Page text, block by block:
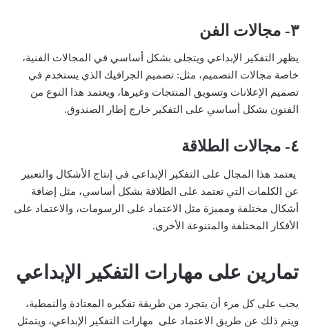
٣- مجالات الفن
يظهر التفكير الإبداعي ويتجلى بشكل أساسي في المجالات الفنية،
خاصة مجالات التصميم، مثل: تصميم الجرافيك الذي يستخدم في
تصميم الإعلانات وتسويق المنتجات وغيرها، ويعتمد هذا النوع من
الفنون بشكل أساسي على التفكير خارج إطار الصندوق.
٤- مجالات الطلاقة
يعتمد هذا المجال على التفكير الإبداعي في إنتاج الأشكال والتعبير
عن الكلمات التي تعتمد على الطلاقة بشكل أساسي، مثل إضافة
أشكال مختلفة ومميزة مثل الاعتماد على الرسومات، والاعتماد على
الأفكار المختلفة والمتنوعة الأخرى.
تمارين على مهارات التفكير الإبداعي
يجب على كل مرء أن يتجرد من طريقة تفكيره المعتادة والنمطية،
ويتم ذلك عن طريق الاعتماد على مهارات التفكير الإبداعي، ويتمثل